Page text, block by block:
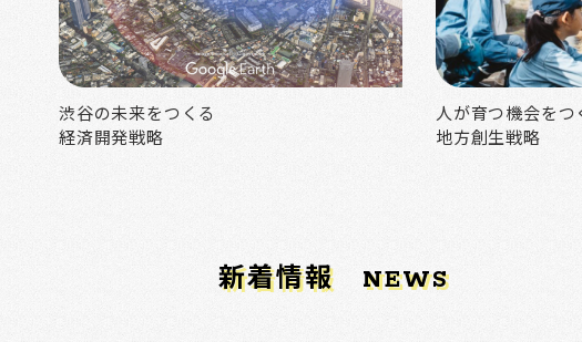
渋谷の未来をつくる
経済開発戦略
人が育つ機会をつ
地方創生戦略
新着情報 NEWS